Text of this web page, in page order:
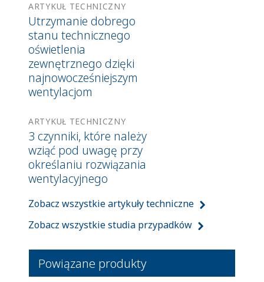
ARTYKUŁ TECHNICZNY
Utrzymanie dobrego
stanu technicznego
oświetlenia
zewnętrznego dzięki
najnowocześniejszym
wentylacjom
ARTYKUŁ TECHNICZNY
3 czynniki, które należy
wziąć pod uwagę przy
określaniu rozwiązania
wentylacyjnego
Zobacz wszystkie artykuły techniczne
Zobacz wszystkie studia przypadków
Powiązane produkty